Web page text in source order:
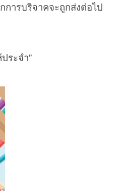
ารบริจาคจะถูกส่งต่อไป
ระจำ”